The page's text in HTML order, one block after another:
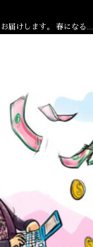
届けします。 春になる……